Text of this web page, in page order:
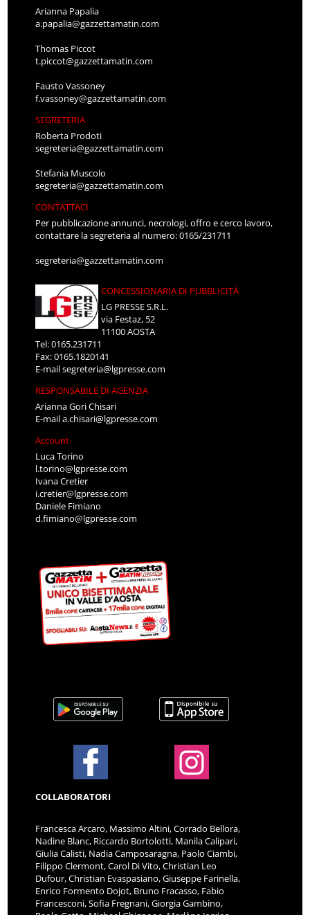
Arianna Papalia
a.papalia@gazzettamatin.com
Thomas Piccot
t.piccot@gazzettamatin.com
Fausto Vassoney
f.vassoney@gazzettamatin.com
SEGRETERIA
Roberta Prodoti
segreteria@gazzettamatin.com
Stefania Muscolo
segreteria@gazzettamatin.com
CONTATTACI
Per pubblicazione annunci, necrologi, offro e cerco lavoro,
contattare la segreteria al numero: 0165/231711
segreteria@gazzettamatin.com
CONCESSIONARIA DI PUBBLICITÀ
LG PRESSE S.R.L.
via Festaz, 52
11100 AOSTA
Tel: 0165.231711
Fax: 0165.1820141
E-mailsegreteria@lgpresse.com
RESPONSABILE DI AGENZIA
Arianna Gori Chisari
E-maila.chisari@lgpresse.com
Account
Luca Torino
l.torino@lgpresse.com
Ivana Cretier
i.cretier@lgpresse.com
Daniele Fimiano
d.fimiano@lgpresse.com
COLLABORATORI
Francesca Arcaro, Massimo Altini, Corrado Bellora,
Nadine Blanc, Riccardo Bortolotti, Manila Calipari,
Giulia Calisti, Nadia Camposaragna, Paolo Ciambi,
Filippo Clermont, Carol Di Vito, Christian Leo
Dufour, Christian Evaspasiano, Giuseppe Farinella,
Enrico Formento Dojot, Bruno Fracasso, Fabio
Francesconi, Sofia Fregnani, Giorgia Gambino,